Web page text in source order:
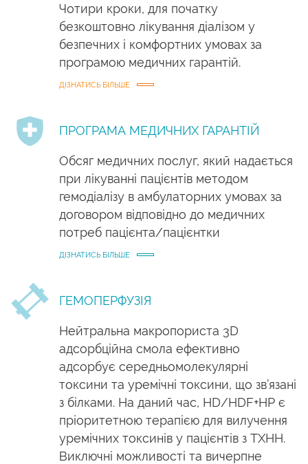
Чотири кроки, для початку
безкоштовно лікування діалізом у
безпечних і комфортних умовах за
програмою медичних гарантій.
ДІЗНАТИСЬ БІЛЬШЕ
ПРОГРАМА МЕДИЧНИХ ГАРАНТІЙ
Обсяг медичних послуг, який надається
при лікуванні пацієнтів методом
гемодіалізу в амбулаторних умовах за
договором відповідно до медичних
потреб пацієнта/пацієнтки
ДІЗНАТИСЬ БІЛЬШЕ
ГЕМОПЕРФУЗІЯ
Нейтральна макропориста 3D
адсорбційна смола ефективно
адсорбує середньомолекулярні
токсини та уремічні токсини, що зв’язані
з білками. На даний час, HD/HDF+HP є
пріоритетною терапією для вилучення
уремічних токсинів у пацієнтів з ТХНН.
Виключні можливості та вичерпне